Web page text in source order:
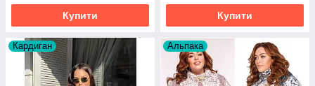
Купити Купити
Кардиган Альпака